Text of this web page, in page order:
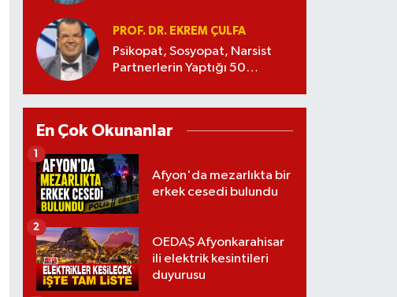
PROF. DR. EKREM ÇULFA
Psikopat, Sosyopat, Narsist
Partnerlerin Yaptığı 50
En Çok Okunanlar
Afyon'da mezarlıkta bir
erkek cesedi bulundu
1
OEDAŞ Afyonkarahisar
ili elektrik kesintileri
duyurusu
2